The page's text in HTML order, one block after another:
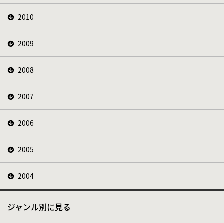
2010
2009
2008
2007
2006
2005
2004
ジャンル別に見る